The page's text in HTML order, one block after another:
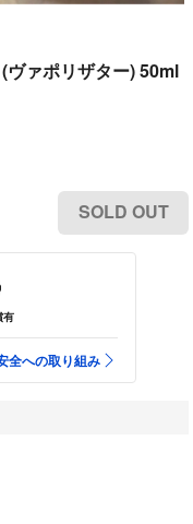
ヴァポリザター) 50ml
SOLD OUT
有
全への取り組み